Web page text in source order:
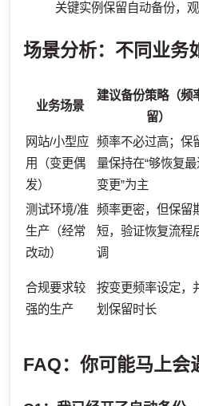
关键实例保留自动备份，
场景分析：不同业务
业务场景
建议备份策略（频
留）
网站/小型应
用（变更偶
发）
频率不必过高；保
量保持在“够恢复
变更”为主
测试环境/准
生产（经常
改动）
频率更密，但保留
短，验证恢复流程
调
合规要求较
强的生产
按变更频率设定，
划保留时长
FAQ：你可能马上会